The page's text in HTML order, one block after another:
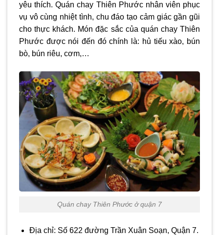
yêu thích. Quán chay Thiên Phước nhân viên phục
vụ vô cùng nhiệt tình, chu đáo tạo cảm giác gần gũi
cho thực khách. Món đặc sắc của quán chay Thiên
Phước được nói đến đó chính là: hủ tiếu xào, bún
bò, bún riêu, cơm,…
Quán chay Thiên Phước ở quận 7
Địa chỉ: Số 622 đường Trần Xuân Soạn, Quận 7.